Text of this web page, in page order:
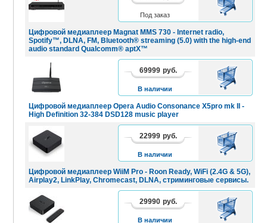
Цифровой медиаплеер Magnat MMS 730 - Internet radio,
Spotify™, DLNA, FM, Bluetooth® streaming (5.0) with the high-end
audio standard Qualcomm® aptX™
Под заказ
КОРЗИНУ
Цифровой медиаплеер Opera Audio Consonance X5pro mk II -
High Definition 32-384 DSD128 music player
69999 руб.
В наличии
В
КОРЗИНУ
Цифровой медиаплеер WiiM Pro - Roon Ready, WiFi (2.4G & 5G),
Airplay2, LinkPlay, Chromecast, DLNA, стриминговые сервисы.
22999 руб.
В наличии
В
КОРЗИНУ
29990 руб.
В наличии
В
КОРЗИНУ